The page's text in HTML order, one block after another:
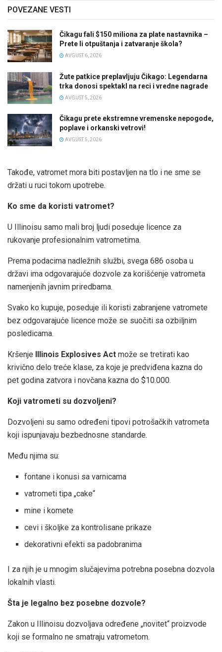
POVEZANE VESTI
Čikagu fali $150 miliona za plate nastavnika –
Prete li otpuštanja i zatvaranje škola?
AVGUST 6, 2026
Žute patkice preplavljuju Čikago: Legendarna
trka donosi spektakl na reci i vredne nagrade
AVGUST 5, 2026
Čikagu prete ekstremne vremenske nepogode,
poplave i orkanski vetrovi!
AVGUST 5, 2026
Takođe, vatromet mora biti postavljen na tlo i ne sme se
držati u ruci tokom upotrebe.
Ko sme da koristi vatromet?
U Illinoisu samo mali broj ljudi poseduje licence za
rukovanje profesionalnim vatrometima.
Prema podacima nadležnih službi, svega 686 osoba u
državi ima odgovarajuće dozvole za korišćenje vatrometa
namenjenih javnim priredbama.
Svako ko kupuje, poseduje ili koristi zabranjene vatromete
bez odgovarajuće licence može se suočiti sa ozbiljnim
posledicama.
Kršenje Illinois Explosives Act može se tretirati kao
krivično delo treće klase, za koje je predviđena kazna do
pet godina zatvora i novčana kazna do $10.000.
Koji vatrometi su dozvoljeni?
Dozvoljeni su samo određeni tipovi potrošačkih vatrometa
koji ispunjavaju bezbednosne standarde.
Među njima su:
fontane i konusi sa varnicama
vatrometi tipa „cake“
mine i komete
cevi i školjke za kontrolisane prikaze
dekorativni efekti sa padobranima
I za njih je u mnogim slučajevima potrebna posebna dozvola
lokalnih vlasti.
Šta je legalno bez posebne dozvole?
Zakon u Illinoisu dozvoljava određene „novitet“ proizvode
koji se formalno ne smatraju vatrometom.